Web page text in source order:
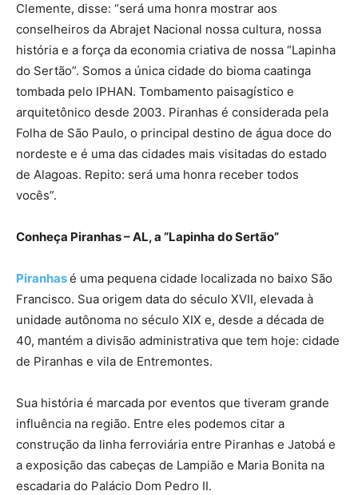
Clemente, disse: “será uma honra mostrar aos
conselheiros da Abrajet Nacional nossa cultura, nossa
história e a força da economia criativa de nossa “Lapinha
do Sertão”. Somos a única cidade do bioma caatinga
tombada pelo IPHAN. Tombamento paisagístico e
arquitetônico desde 2003. Piranhas é considerada pela
Folha de São Paulo, o principal destino de água doce do
nordeste e é uma das cidades mais visitadas do estado
de Alagoas. Repito: será uma honra receber todos
vocês”.
Conheça Piranhas – AL, a “Lapinha do Sertão”
Piranhasé uma pequena cidade localizada no baixo São
Francisco. Sua origem data do século XVII, elevada à
unidade autônoma no século XIX e, desde a década de
40, mantém a divisão administrativa que tem hoje: cidade
de Piranhas e vila de Entremontes.
Sua história é marcada por eventos que tiveram grande
influência na região. Entre eles podemos citar a
construção da linha ferroviária entre Piranhas e Jatobá e
a exposição das cabeças de Lampião e Maria Bonita na
escadaria do Palácio Dom Pedro II.